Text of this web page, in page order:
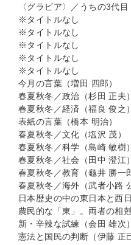
〈グラビア〉／うちの3代目
※タイトルなし
※タイトルなし
※タイトルなし
※タイトルなし
※タイトルなし
今月の言葉（増田 四郎）
春夏秋冬／政治（杉田 正夫）
春夏秋冬／経済（福良 俊之）
表紙の言葉（橋本 明治）
春夏秋冬／文化（塩沢 茂）
春夏秋冬／科学（島崎 敏樹）
春夏秋冬／社会（田中 澄江）
春夏秋冬／教育（龜井 勝一
春夏秋冬／海外（武者小路
日本歴史の中の東日本と西
農民的な「東」。両者の相
新・辛辣な試練（会田 雄次）
憲法と国民の判断（伊藤 正